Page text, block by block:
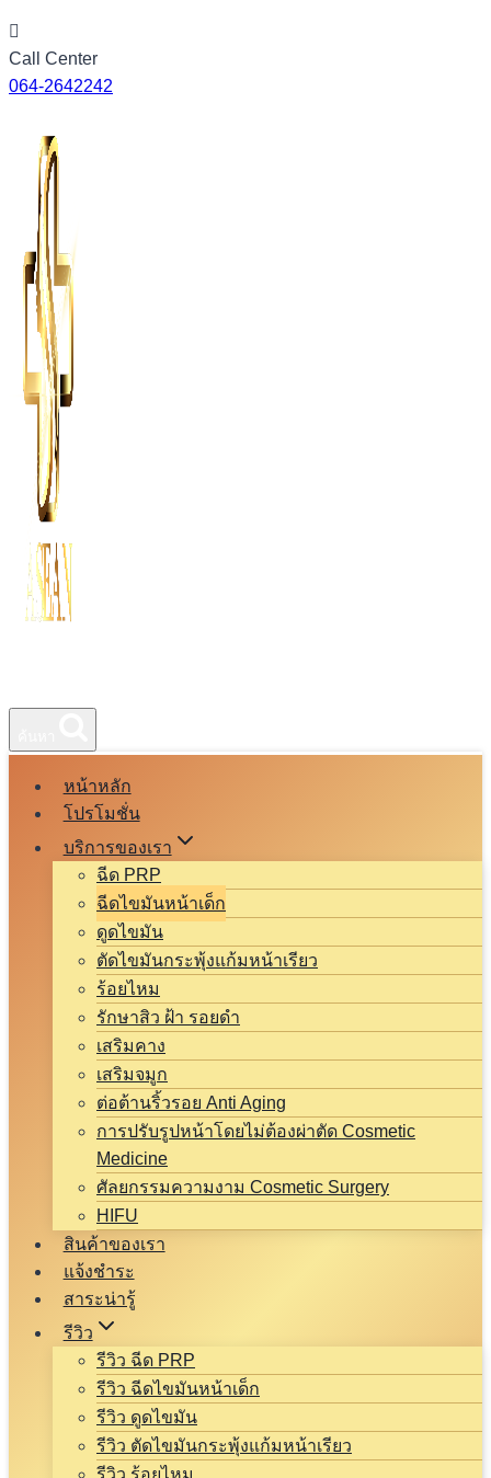
Skip
to
content
Call Center
064-2642242
หน้าหลัก
โปรโมชั่น
บริการของเรา
ฉีด PRP
ฉีดไขมันหน้าเด็ก
ดูดไขมัน
ตัดไขมันกระพุ้งแก้มหน้าเรียว
ร้อยไหม
รักษาสิว ฝ้า รอยดำ
เสริมคาง
เสริมจมูก
ต่อต้านริ้วรอย Anti Aging
การปรับรูปหน้าโดยไม่ต้องผ่าตัด Cosmetic
Medicine
ศัลยกรรมความงาม Cosmetic Surgery
HIFU
สินค้าของเรา
แจ้งชำระ
สาระน่ารู้
รีวิว
รีวิว ฉีด PRP
รีวิว ฉีดไขมันหน้าเด็ก
รีวิว ดูดไขมัน
รีวิว ตัดไขมันกระพุ้งแก้มหน้าเรียว
รีวิว ร้อยไหม